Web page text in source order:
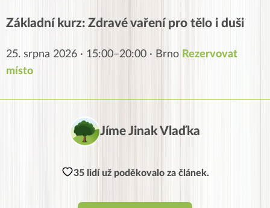
Základní kurz: Zdravé vaření pro tělo i duši
25. srpna 2026 · 15:00–20:00 · Brno Rezervovat
místo
Jíme Jinak Vlaďka
35 lidí už poděkovalo za článek.